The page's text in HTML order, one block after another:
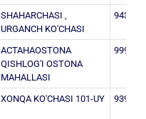
SHAHARCHASI ,
URGANCH KO'CHASI
АСТАНАOSTONA
QISHLOG'I OSTONA
MAHALLASI
XONQA KO'CHASI 101-UY